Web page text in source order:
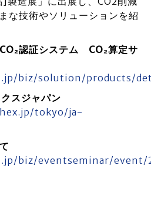
な技術やソリューションを紹
CO₂認証システム CO₂算定サ
biz/solution/products/
スジャパン
tokyo/ja-
biz/eventseminar/event/